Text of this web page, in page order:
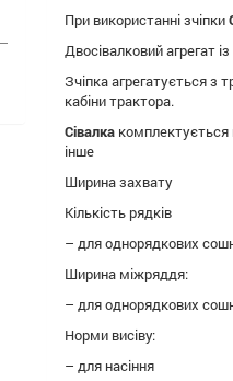
При використанні зчіпки
Двосівалковий агрегат
Зчіпка агрегатується з
кабіни трактора.
Сівалка комплектується
інше
Кількість рядків
– для
Ширина міжряддя:
– для
Норми висіву:
– для